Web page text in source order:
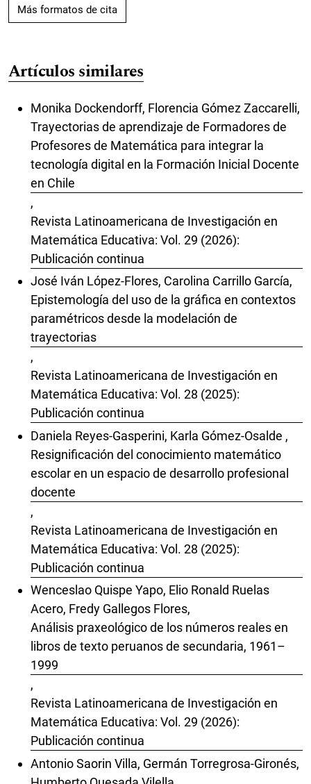
Más formatos de cita
Artículos similares
Monika Dockendorff, Florencia Gómez Zaccarelli,
Trayectorias de aprendizaje de Formadores de
Profesores de Matemática para integrar la
tecnología digital en la Formación Inicial Docente
en Chile
,
Revista Latinoamericana de Investigación en
Matemática Educativa: Vol. 29 (2026):
Publicación continua
José Iván López-Flores, Carolina Carrillo García,
Epistemología del uso de la gráfica en contextos
paramétricos desde la modelación de
trayectorias
,
Revista Latinoamericana de Investigación en
Matemática Educativa: Vol. 28 (2025):
Publicación continua
Daniela Reyes-Gasperini, Karla Gómez-Osalde ,
Resignificación del conocimiento matemático
escolar en un espacio de desarrollo profesional
docente
,
Revista Latinoamericana de Investigación en
Matemática Educativa: Vol. 28 (2025):
Publicación continua
Wenceslao Quispe Yapo, Elio Ronald Ruelas
Acero, Fredy Gallegos Flores,
Análisis praxeológico de los números reales en
libros de texto peruanos de secundaria, 1961–
1999
,
Revista Latinoamericana de Investigación en
Matemática Educativa: Vol. 29 (2026):
Publicación continua
Antonio Saorin Villa, Germán Torregrosa-Gironés,